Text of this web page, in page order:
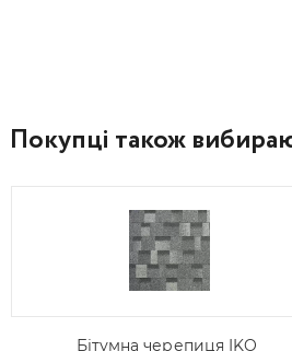
Покупці також
Бітумна черепиця IKO